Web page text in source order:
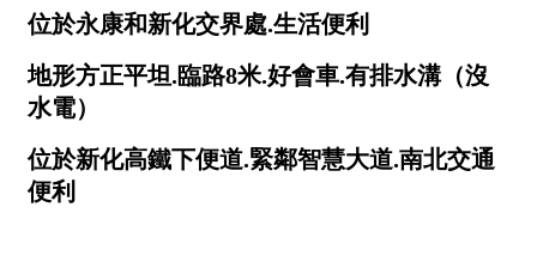
雲林縣
嘉義市
嘉義縣
不拘
20坪以下
20~30 坪 30~40 坪
60~70 坪